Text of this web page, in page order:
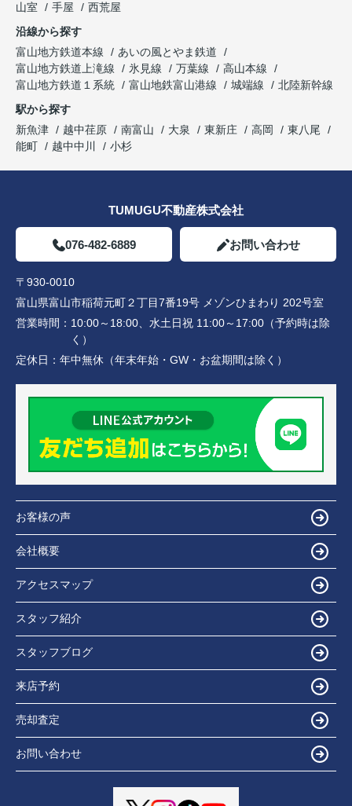
山室
手屋
西荒屋
沿線から探す
富山地方鉄道本線
あいの風とやま鉄道
富山地方鉄道上滝線
氷見線 万葉線
高山本線
富山地方鉄道１系統
富山地鉄富山港線 城端線
北陸新幹線
駅から探す
新魚津
越中荏原 南富山 大泉 東新庄 高岡
東八尾
能町
越中中川 小杉
TUMUGU不動産株式会社
076-482-6889 お問い合わせ
〒930-0010
富山県富山市稲荷元町２丁目7番19号 メゾンひまわり 202号室
営業時間： 10:00～18:00、水土日祝 11:00～17:00（予約時は除
く）
定休日： 年中無休（年末年始・GW・お盆期間は除く）
お客様の声
会社概要
アクセスマップ
スタッフ紹介
スタッフブログ
来店予約
売却査定
お問い合わせ